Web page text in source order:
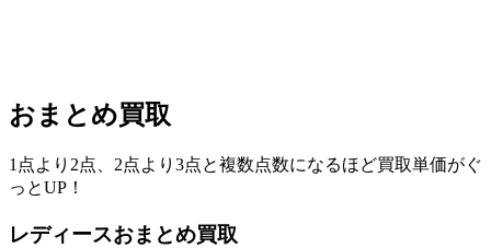
おまとめ買取
1点より2点、2点より3点と複数点数になるほど買取単価がぐ
っとUP！
レディースおまとめ買取